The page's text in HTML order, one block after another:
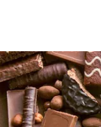
FOTO
CONCORSI